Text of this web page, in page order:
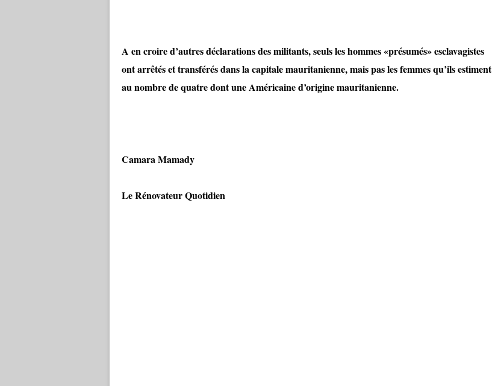
A en croire d’autres déclarations des militants, seuls les hommes «présumés» esclavagistes
ont arrêtés et transférés dans la capitale mauritanienne, mais pas les femmes qu’ils estiment
au nombre de quatre dont une Américaine d’origine mauritanienne.
Camara Mamady
Le Rénovateur Quotidien